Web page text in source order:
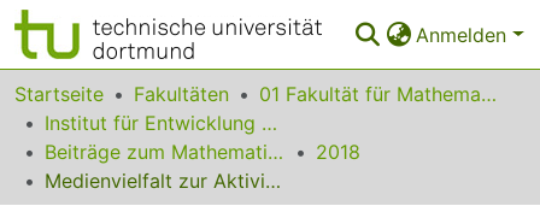
Anmelden
Bereiche & Sammlungen
Das gesamte Repositorium
Statistiken
Startseite Fakultäten
01 Fakultät für Mathematik
Institut für Entwicklung und Erforschung des Mathematikunterrichts
Beiträge zum Mathematikunterricht
2018
Medienvielfalt zur Aktivierung der Studierenden und Erfahrungen mit der Mathe-App TeachMatics